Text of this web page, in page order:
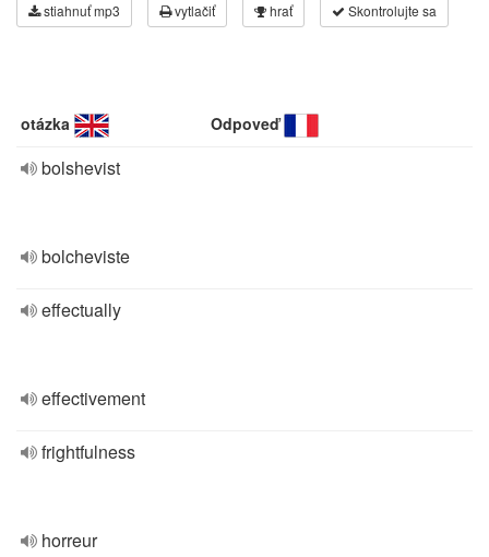
stiahnuť mp3 vytlačiť hrať Skontrolujte sa
otázka Odpoveď
bolshevist
bolcheviste
effectually
effectivement
frightfulness
horreur